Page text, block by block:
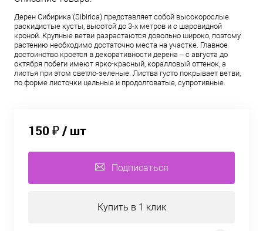
Дерен Сибирика (Sibirica) представляет собой высокорослые
раскидистые кусты, высотой до 3-х метров и с шаровидной
кроной. Крупные ветви разрастаются довольно широко, поэтому
растению необходимо достаточно места на участке. Главное
достоинство кроется в декоративности дерена – с августа до
октября побеги имеют ярко-красный, коралловый оттенок, а
листья при этом светло-зеленые. Листва густо покрывает ветви,
по форме листочки цельные и продолговатые, супротивные.
150 ₽/ шт
Подписаться
Купить в 1 клик